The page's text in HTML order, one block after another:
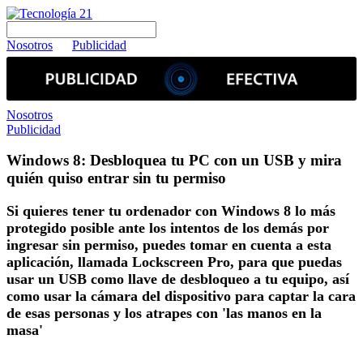
Nosotros Publicidad
Nosotros
Publicidad
Windows 8: Desbloquea tu PC con un USB y mira
quién quiso entrar sin tu permiso
Si quieres tener tu ordenador con Windows 8 lo más
protegido posible ante los intentos de los demás por
ingresar sin permiso, puedes tomar en cuenta a esta
aplicación, llamada Lockscreen Pro, para que puedas
usar un USB como llave de desbloqueo a tu equipo, así
como usar la cámara del dispositivo para captar la cara
de esas personas y los atrapes con 'las manos en la
masa'